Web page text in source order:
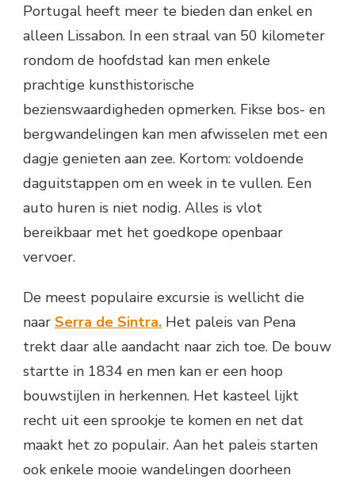
Portugal heeft meer te bieden dan enkel en
alleen Lissabon. In een straal van 50 kilometer
rondom de hoofdstad kan men enkele
prachtige kunsthistorische
bezienswaardigheden opmerken. Fikse bos- en
bergwandelingen kan men afwisselen met een
dagje genieten aan zee. Kortom: voldoende
daguitstappen om en week in te vullen. Een
auto huren is niet nodig. Alles is vlot
bereikbaar met het goedkope openbaar
vervoer.
De meest populaire excursie is wellicht die
naar Serra de Sintra. Het paleis van Pena
trekt daar alle aandacht naar zich toe. De bouw
startte in 1834 en men kan er een hoop
bouwstijlen in herkennen. Het kasteel lijkt
recht uit een sprookje te komen en net dat
maakt het zo populair. Aan het paleis starten
ook enkele mooie wandelingen doorheen